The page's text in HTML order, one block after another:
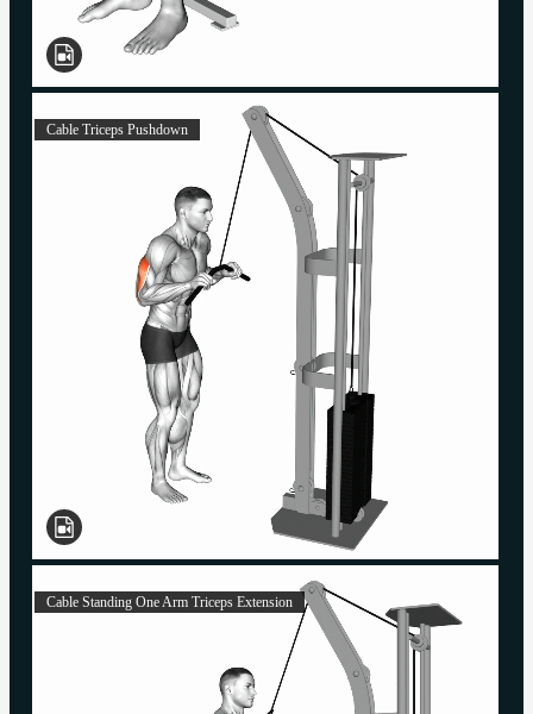
Cable Triceps Pushdown
Cable Standing One Arm Triceps Extension